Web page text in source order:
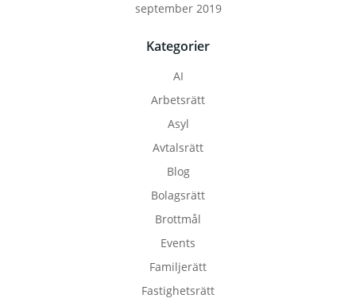
september 2019
Kategorier
AI
Arbetsrätt
Asyl
Avtalsrätt
Blog
Bolagsrätt
Brottmål
Events
Familjerätt
Fastighetsrätt